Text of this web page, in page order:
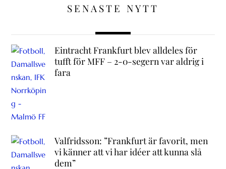
SENASTE NYTT
Eintracht Frankfurt blev alldeles för
tufft för MFF – 2-0-segern var aldrig i
fara
Valfridsson: ”Frankfurt är favorit, men
vi känner att vi har idéer att kunna slå
dem”